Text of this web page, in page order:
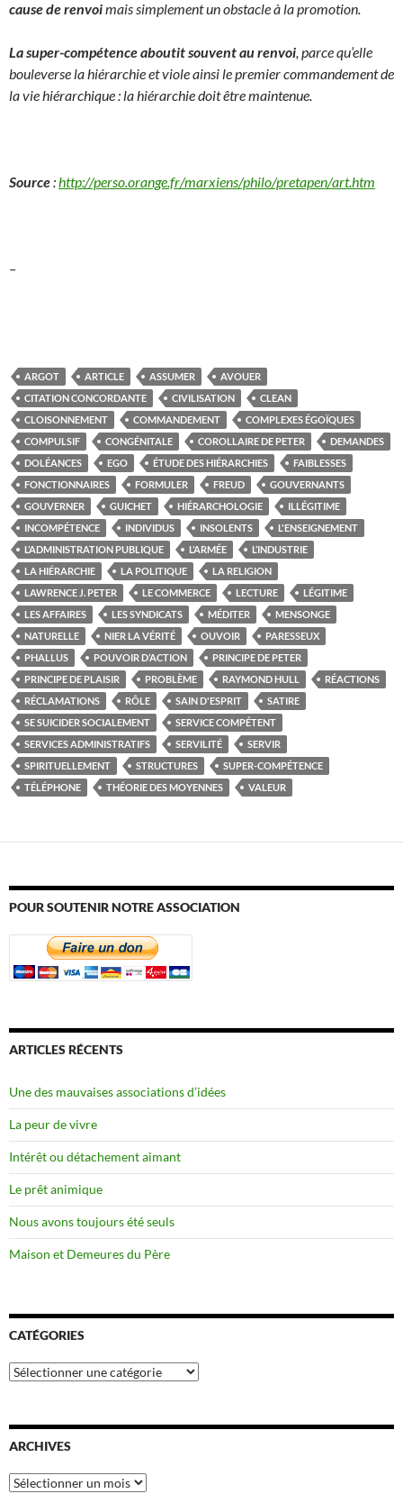
cause de renvoimais simplement un obstacle à la promotion.
La super-compétence aboutit souvent au renvoi , parce qu’elle
bouleverse la hiérarchie et viole ainsi le premier commandement de
la vie hiérarchique : la hiérarchie doit être maintenue.
Source : http://perso.orange.fr/marxiens/philo/pretapen/art.htm
–
ARGOT ARTICLE ASSUMER
AVOUER
CITATION CONCORDANTE
CIVILISATION
CLEAN
CLOISONNEMENT
COMMANDEMENT
COMPLEXES ÉGOÏQUES
COMPULSIF
CONGÉNITALE COROLLAIRE DE PETER
DEMANDES
DOLÉANCES
EGO ÉTUDE DES HIÉRARCHIES
FAIBLESSES
FONCTIONNAIRES
FORMULER FREUD
GOUVERNANTS
GOUVERNER
GUICHET HIÉRARCHOLOGIE
ILLÉGITIME
INCOMPÉTENCE
INDIVIDUS INSOLENTS
L'ENSEIGNEMENT
L’ADMINISTRATION PUBLIQUE
L’ARMÉE
L’INDUSTRIE
LA HIÉRARCHIE
LA POLITIQUE
LA RELIGION
LAWRENCE J. PETER
LE COMMERCE LECTURE
LÉGITIME
LES AFFAIRES
LES SYNDICATS MÉDITER
MENSONGE
NATURELLE
NIER LA VÉRITÉ OUVOIR
PARESSEUX
PHALLUS
POUVOIR D’ACTION
PRINCIPE DE PETER
PRINCIPE DE PLAISIR
PROBLÈME RAYMOND HULL
RÉACTIONS
RÉCLAMATIONS
RÔLE SAIN D'ESPRIT
SATIRE
SE SUICIDER SOCIALEMENT
SERVICE COMPÉTENT
SERVICES ADMINISTRATIFS
SERVILITÉ
SERVIR
SPIRITUELLEMENT
STRUCTURES
SUPER-COMPÉTENCE
TÉLÉPHONE
THÉORIE DES MOYENNES VALEUR
POUR SOUTENIR NOTRE ASSOCIATION
ARTICLES RÉCENTS
Une des mauvaises associations d’idées
La peur de vivre
Intérêt ou détachement aimant
Le prêt animique
Nous avons toujours été seuls
Maison et Demeures du Père
CATÉGORIES
Catégories
ARCHIVES
Archives